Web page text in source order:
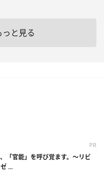
と見る
PR
「官能」を呼び覚ます。～リビ
...